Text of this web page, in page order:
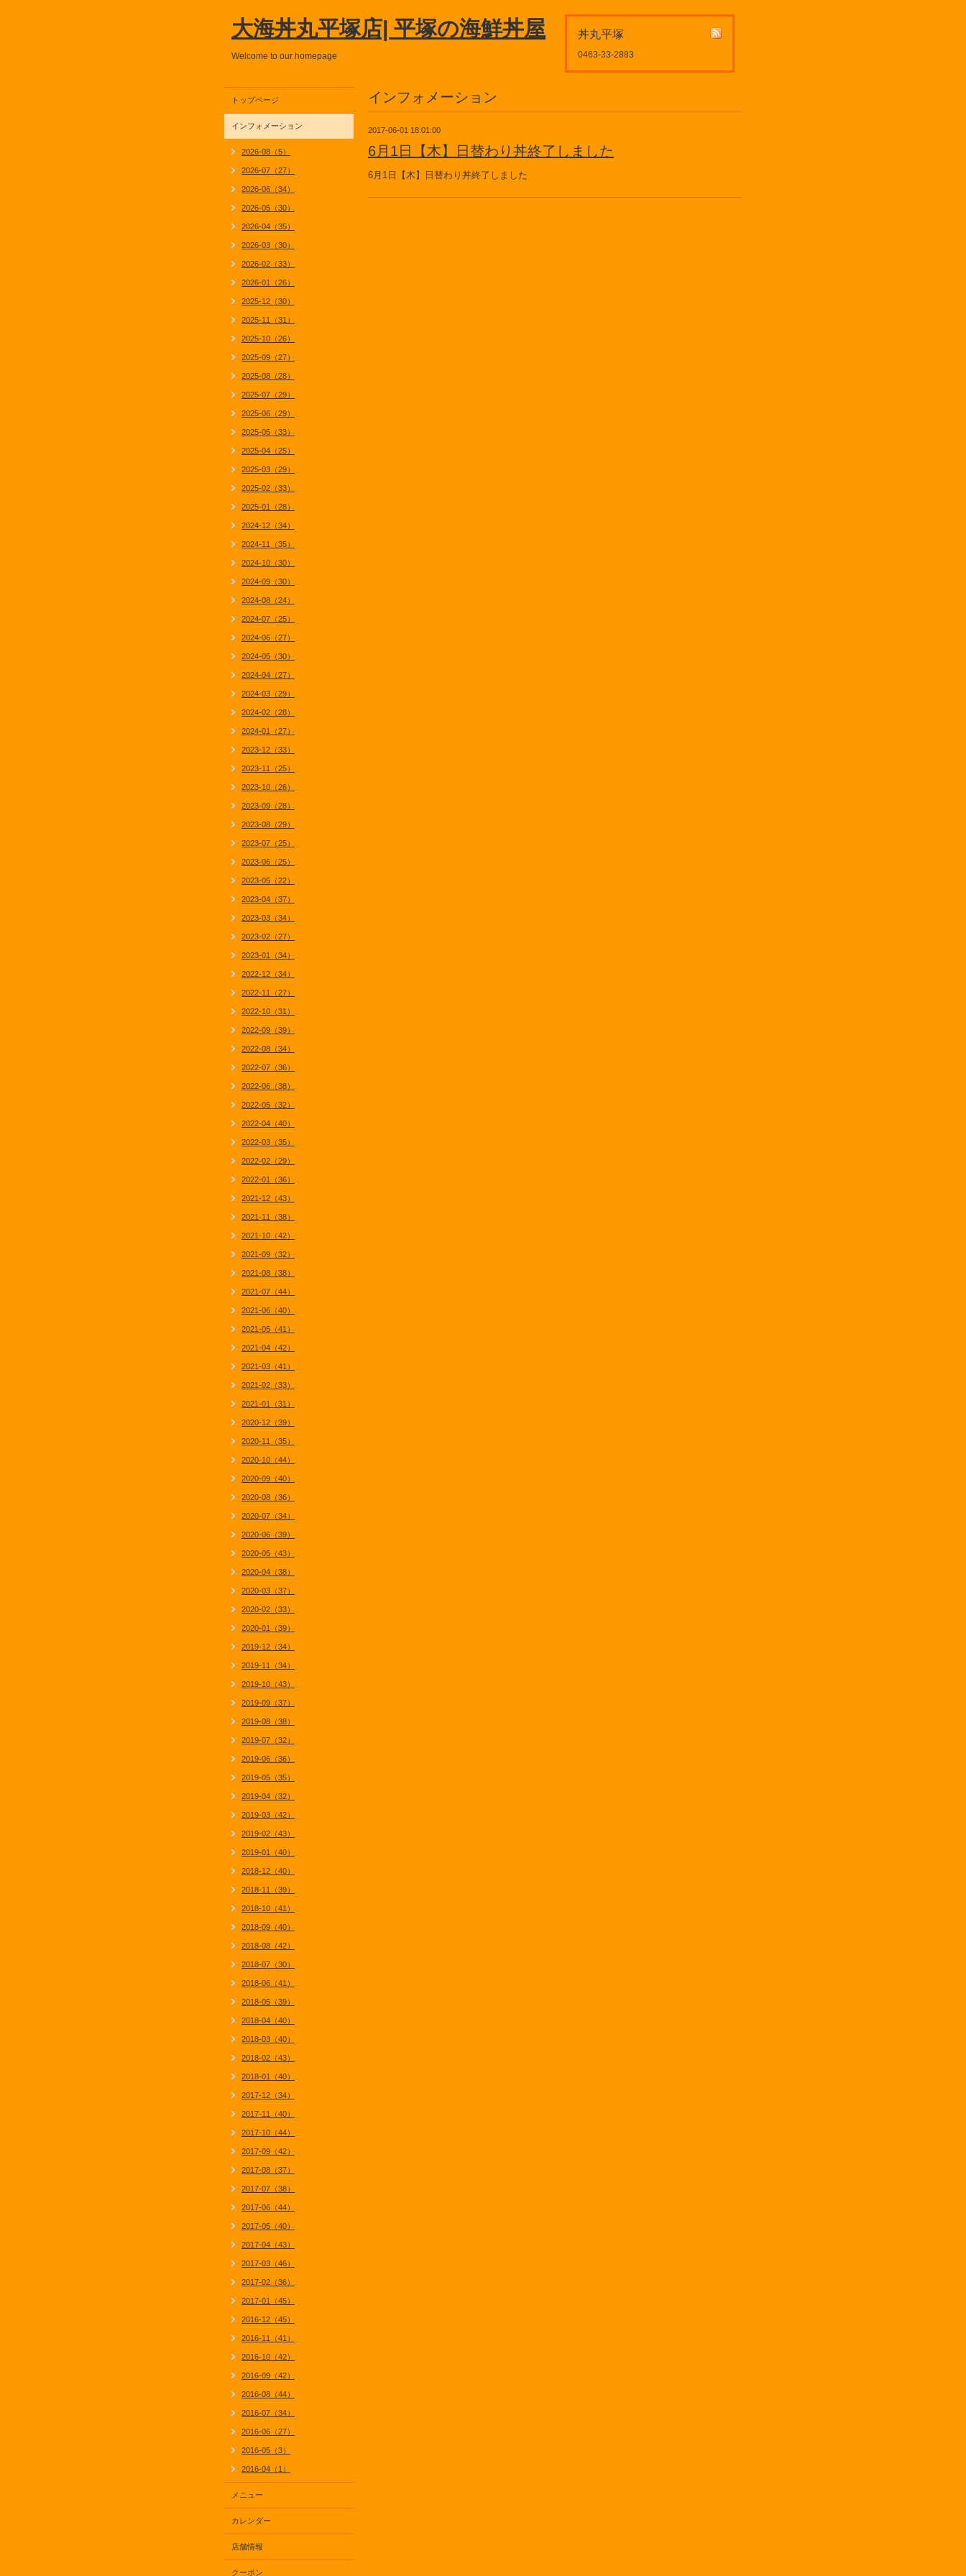
丼丸平塚
0463-33-2883
大海丼丸平塚店| 平塚の海鮮丼屋
Welcome to our homepage
インフォメーション
2017-06-01 18:01:00
6月1日【木】日替わり丼終了しました
6月1日【木】日替わり丼終了しました
トップページ
インフォメーション
2026-08（5）
2026-07（27）
2026-06（34）
2026-05（30）
2026-04（35）
2026-03（30）
2026-02（33）
2026-01（26）
2025-12（30）
2025-11（31）
2025-10（26）
2025-09（27）
2025-08（28）
2025-07（29）
2025-06（29）
2025-05（33）
2025-04（25）
2025-03（29）
2025-02（33）
2025-01（28）
2024-12（34）
2024-11（35）
2024-10（30）
2024-09（30）
2024-08（24）
2024-07（25）
2024-06（27）
2024-05（30）
2024-04（27）
2024-03（29）
2024-02（28）
2024-01（27）
2023-12（33）
2023-11（25）
2023-10（26）
2023-09（28）
2023-08（29）
2023-07（25）
2023-06（25）
2023-05（22）
2023-04（37）
2023-03（34）
2023-02（27）
2023-01（34）
2022-12（34）
2022-11（27）
2022-10（31）
2022-09（39）
2022-08（34）
2022-07（36）
2022-06（38）
2022-05（32）
2022-04（40）
2022-03（35）
2022-02（29）
2022-01（36）
2021-12（43）
2021-11（38）
2021-10（42）
2021-09（32）
2021-08（38）
2021-07（44）
2021-06（40）
2021-05（41）
2021-04（42）
2021-03（41）
2021-02（33）
2021-01（31）
2020-12（39）
2020-11（35）
2020-10（44）
2020-09（40）
2020-08（36）
2020-07（34）
2020-06（39）
2020-05（43）
2020-04（38）
2020-03（37）
2020-02（33）
2020-01（39）
2019-12（34）
2019-11（34）
2019-10（43）
2019-09（37）
2019-08（38）
2019-07（32）
2019-06（36）
2019-05（35）
2019-04（32）
2019-03（42）
2019-02（43）
2019-01（40）
2018-12（40）
2018-11（39）
2018-10（41）
2018-09（40）
2018-08（42）
2018-07（30）
2018-06（41）
2018-05（39）
2018-04（40）
2018-03（40）
2018-02（43）
2018-01（40）
2017-12（34）
2017-11（40）
2017-10（44）
2017-09（42）
2017-08（37）
2017-07（38）
2017-06（44）
2017-05（40）
2017-04（43）
2017-03（46）
2017-02（36）
2017-01（45）
2016-12（45）
2016-11（41）
2016-10（42）
2016-09（42）
2016-08（44）
2016-07（34）
2016-06（27）
2016-05（3）
2016-04（1）
メニュー
カレンダー
店舗情報
クーポン